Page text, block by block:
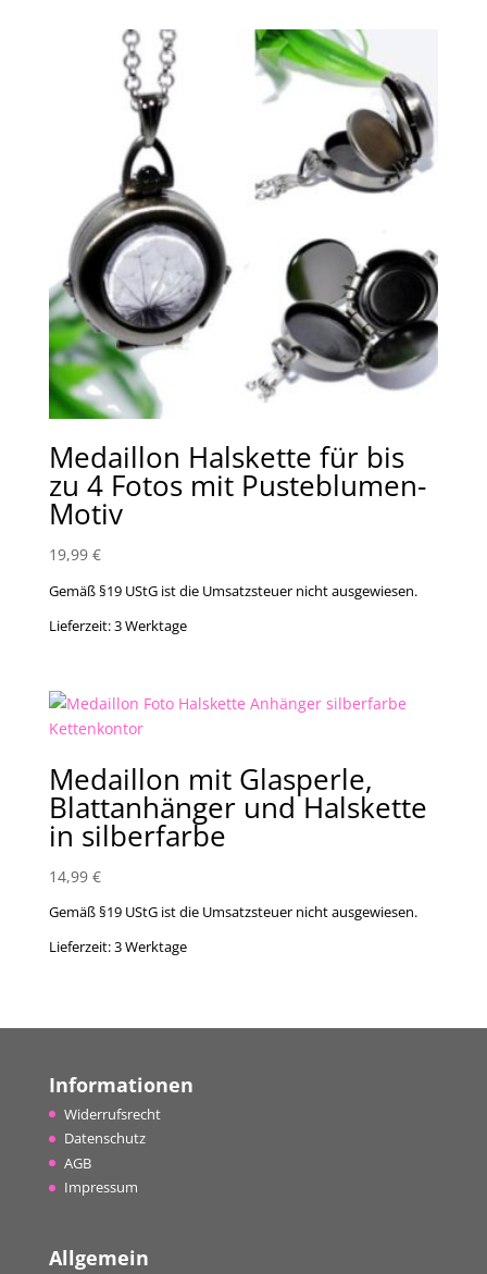
Medaillon Halskette für bis
zu 4 Fotos mit Pusteblumen-
Motiv
19,99 €
Gemäß §19 UStG ist die Umsatzsteuer nicht ausgewiesen.
Lieferzeit:3 Werktage
Medaillon mit Glasperle,
Blattanhänger und Halskette
in silberfarbe
14,99 €
Gemäß §19 UStG ist die Umsatzsteuer nicht ausgewiesen.
Lieferzeit:3 Werktage
Informationen
Widerrufsrecht
Datenschutz
AGB
Impressum
Allgemein